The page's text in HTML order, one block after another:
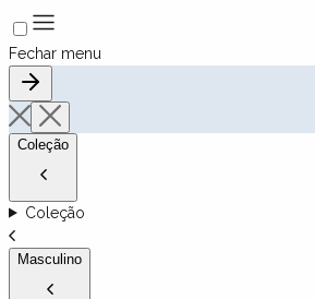
Fechar menu
Coleção
Coleção
Masculino